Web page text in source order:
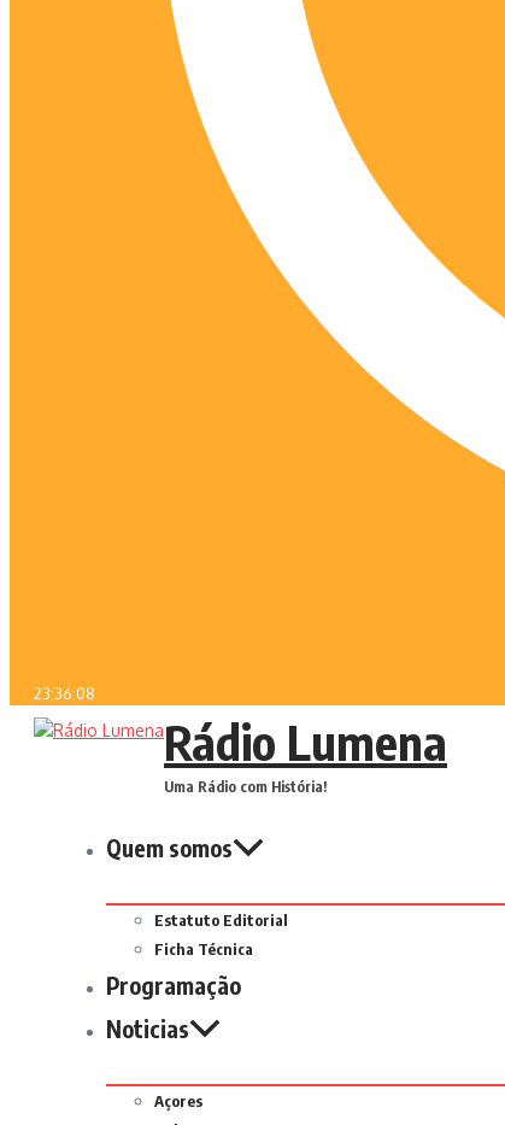
23:36:08
Rádio Lumena
Uma Rádio com História!
Quem somos
Estatuto Editorial
Ficha Técnica
Programação
Noticias
Açores